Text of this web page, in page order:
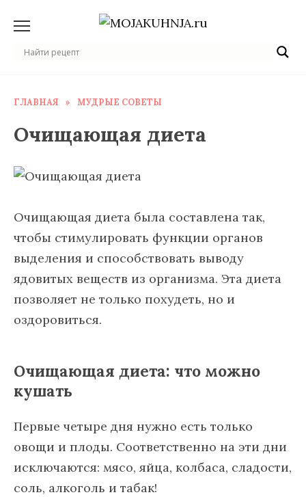
содержанию
ГЛАВНАЯ » МУДРЫЕ СОВЕТЫ
Очищающая диета
Очищающая диета была составлена так,
чтобы стимулировать функции органов
выделения и способствовать выводу
ядовитых веществ из организма. Эта диета
позволяет не только похудеть, но и
оздоровиться.
Очищающая диета: что можно
кушать
Первые четыре дня нужно есть только
овощи и плоды. Соответственно на эти дни
исключаются: мясо, яйца, колбаса, сладости,
соль, алкоголь и табак!